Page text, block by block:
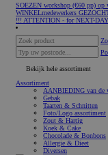
SOEZEN workshop (€60 pp) op
WINKELmedewerkers
!!! ATTENTION - for NEXT-
Bekijk hele assortiment
Assortiment
AANBIEDING van de
Gebak
Taarten & Schnitten
Foto/Logo assortiment
Zout & Hartig
Koek & Cake
Chocolade & Bonbons
Allergie & Dieet
Diversen